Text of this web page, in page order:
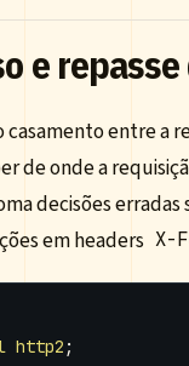
e
casamento entre a
de onde a
decisões
em headers X-
http2 ;